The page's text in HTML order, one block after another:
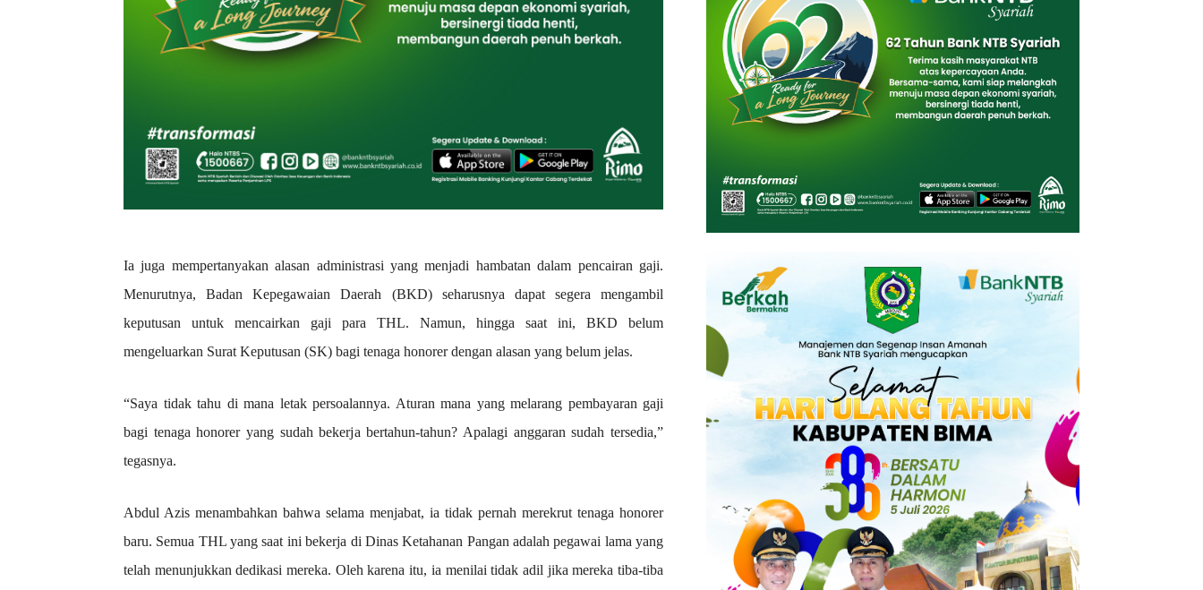
Ia juga mempertanyakan alasan administrasi yang menjadi hambatan dalam pencairan gaji.
Menurutnya, Badan Kepegawaian Daerah (BKD) seharusnya dapat segera mengambil
keputusan untuk mencairkan gaji para THL. Namun, hingga saat ini, BKD belum
mengeluarkan Surat Keputusan (SK) bagi tenaga honorer dengan alasan yang belum jelas.
“Saya tidak tahu di mana letak persoalannya. Aturan mana yang melarang pembayaran gaji
bagi tenaga honorer yang sudah bekerja bertahun-tahun? Apalagi anggaran sudah tersedia,”
tegasnya.
Abdul Azis menambahkan bahwa selama menjabat, ia tidak pernah merekrut tenaga honorer
baru. Semua THL yang saat ini bekerja di Dinas Ketahanan Pangan adalah pegawai lama yang
telah menunjukkan dedikasi mereka. Oleh karena itu, ia menilai tidak adil jika mereka tiba-tiba